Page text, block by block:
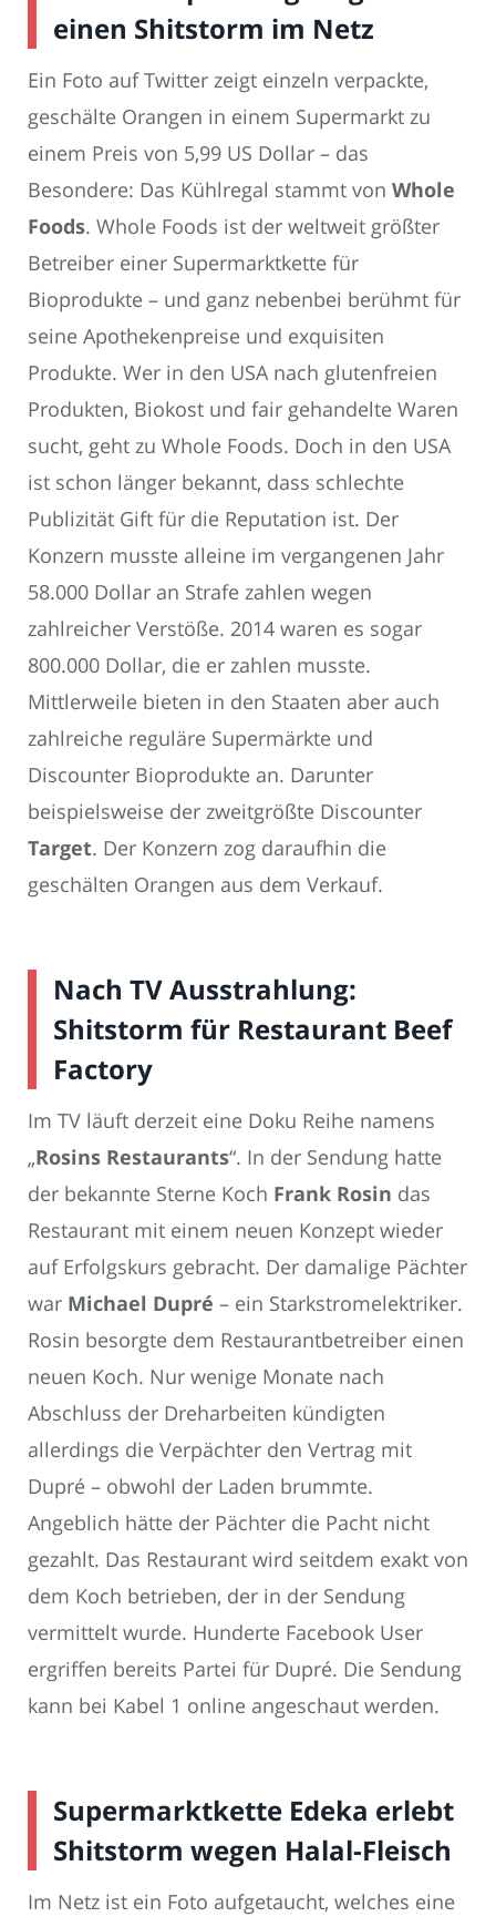
einen Shitstorm im Netz
Ein Foto auf Twitter zeigt einzeln verpackte,
geschälte Orangen in einem Supermarkt zu
einem Preis von 5,99 US Dollar – das
Besondere: Das Kühlregal stammt von Whole
Foods. Whole Foods ist der weltweit größter
Betreiber einer Supermarktkette für
Bioprodukte – und ganz nebenbei berühmt für
seine Apothekenpreise und exquisiten
Produkte. Wer in den USA nach glutenfreien
Produkten, Biokost und fair gehandelte Waren
sucht, geht zu Whole Foods. Doch in den USA
ist schon länger bekannt, dass schlechte
Publizität Gift für die Reputation ist. Der
Konzern musste alleine im vergangenen Jahr
58.000 Dollar an Strafe zahlen wegen
zahlreicher Verstöße. 2014 waren es sogar
800.000 Dollar, die er zahlen musste.
Mittlerweile bieten in den Staaten aber auch
zahlreiche reguläre Supermärkte und
Discounter Bioprodukte an. Darunter
beispielsweise der zweitgrößte Discounter
Target. Der Konzern zog daraufhin die
geschälten Orangen aus dem Verkauf.
Nach TV Ausstrahlung:
Shitstorm für Restaurant Beef
Factory
Im TV läuft derzeit eine Doku Reihe namens
„Rosins Restaurants“. In der Sendung hatte
der bekannte Sterne Koch Frank Rosin das
Restaurant mit einem neuen Konzept wieder
auf Erfolgskurs gebracht. Der damalige Pächter
war Michael Dupré – ein Starkstromelektriker.
Rosin besorgte dem Restaurantbetreiber einen
neuen Koch. Nur wenige Monate nach
Abschluss der Dreharbeiten kündigten
allerdings die Verpächter den Vertrag mit
Dupré – obwohl der Laden brummte.
Angeblich hätte der Pächter die Pacht nicht
gezahlt. Das Restaurant wird seitdem exakt von
dem Koch betrieben, der in der Sendung
vermittelt wurde. Hunderte Facebook User
ergriffen bereits Partei für Dupré. Die Sendung
kann bei Kabel 1 online angeschaut werden.
Supermarktkette Edeka erlebt
Shitstorm wegen Halal-Fleisch
Im Netz ist ein Foto aufgetaucht, welches eine